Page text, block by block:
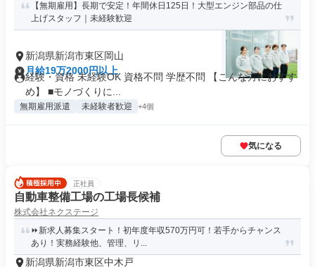
【無期雇用】長期で安定！年間休日125日！大型エンジン部品の仕
上げスタッフ｜未経験歓迎
新潟県新潟市東区岡山
月給19万2000円以上
経験・資格 未経験OK 資格不問 学歴不問 【こんな方におすす
め】 ■モノづくりに...
無期雇用派遣 未経験者歓迎 +4個
気になる
正社員
自動車整備工場の工場長候補
株式会社ネクステージ
⏩️新求人募集スタート！初年度年収570万円可！若手からチャンス
あり！実務経験他、管理、リ...
新潟県新潟市東区中木戸